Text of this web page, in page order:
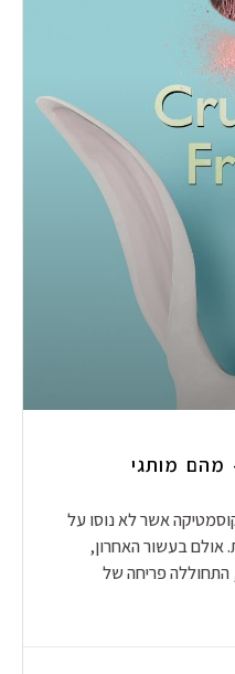
מהם מותגי
אשר לא נוסו על
אולם בעשור האחרון,
התחוללה פריחה של